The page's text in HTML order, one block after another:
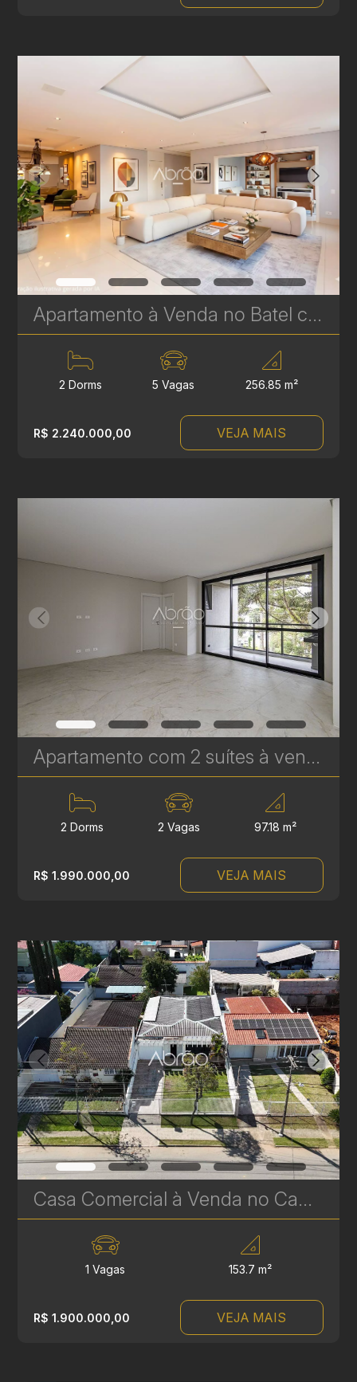
Apartamento à Venda no Batel com 2 Suítes – 256 m² | Sofisticação, Amplitude e Localização Premium | Ref 329
2 Dorms 5 Vagas 256.85 m²
R$ 2.240.000,00 VEJA MAIS
Apartamento com 2 suítes à venda no Edifício Casamia - 97.18 m² | Ref. 1768
2 Dorms 2 Vagas 97.18 m²
R$ 1.990.000,00 VEJA MAIS
Casa Comercial à Venda no Campina do Siqueira – 153 m² com Excelente Localização | Ref. 616
1 Vagas 153.7 m²
R$ 1.900.000,00 VEJA MAIS